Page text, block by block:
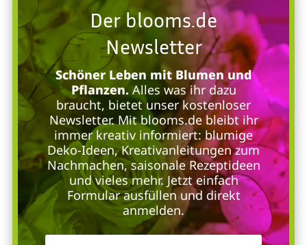
Der blooms.de
Newsletter
Schöner Leben mit Blumen und
Pflanzen.Alles was ihr dazu
braucht, bietet unser kostenloser
Newsletter. Mit blooms.de bleibt ihr
immer kreativ informiert: blumige
Deko-Ideen, Kreativanleitungen zum
Nachmachen, saisonale Rezeptideen
und vieles mehr. Jetzt einfach
Formular ausfüllen und direkt
anmelden.